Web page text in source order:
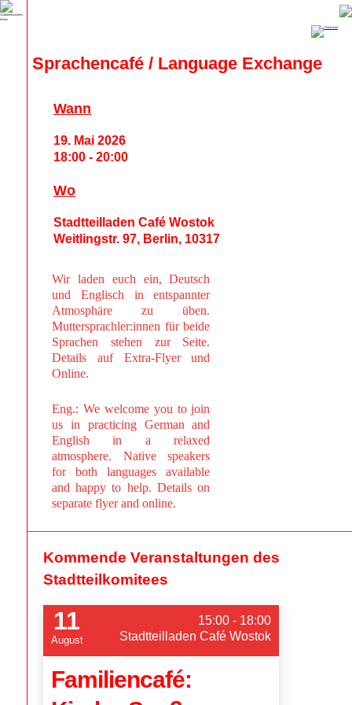
Sprachencafé / Language Exchange
Wir laden euch ein, Deutsch
und Englisch in entspannter
Atmosphäre zu üben.
Muttersprachler:innen für beide
Sprachen stehen zur Seite.
Details auf Extra-Flyer und
Online.
Eng.: We welcome you to join
us in practicing German and
English in a relaxed
atmosphere. Native speakers
for both languages available
and happy to help. Details on
separate flyer and online.
Wann
19. Mai 2026
18:00 - 20:00
Wo
Stadtteilladen Café Wostok
Weitlingstr. 97, Berlin, 10317
Kommende Veranstaltungen des
Stadtteilkomitees
11
August
15:00 - 18:00
Stadtteilladen Café Wostok
Familiencafé: